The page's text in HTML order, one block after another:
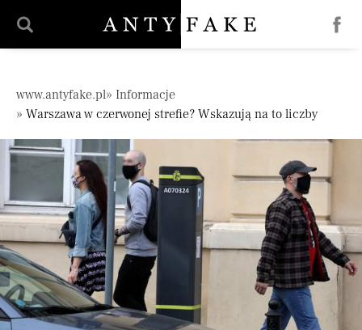
Pomiń nawigację
www.antyfake.pl
Informacje
Warszawa w czerwonej strefie? Wskazują na to liczby